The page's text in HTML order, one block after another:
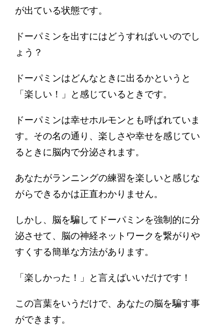
が出ている状態です。
ドーパミンを出すにはどうすればいいのでし
ょう？
ドーパミンはどんなときに出るかというと
「楽しい！」と感じているときです。
ドーパミンは幸せホルモンとも呼ばれていま
す。その名の通り、楽しさや幸せを感じてい
るときに脳内で分泌されます。
あなたがランニングの練習を楽しいと感じな
がらできるかは正直わかりません。
しかし、脳を騙してドーパミンを強制的に分
泌させて、脳の神経ネットワークを繋がりや
すくする簡単な方法があります。
「楽しかった！」と言えばいいだけです！
この言葉をいうだけで、あなたの脳を騙す事
ができます。